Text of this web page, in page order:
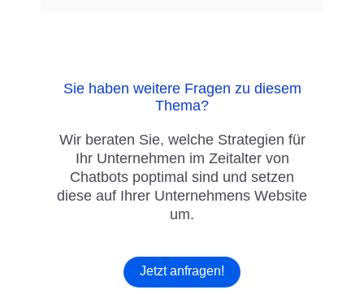
Sie haben weitere Fragen zu diesem
Thema?
Wir beraten Sie, welche Strategien für
Ihr Unternehmen im Zeitalter von
Chatbots poptimal sind und setzen
diese auf Ihrer Unternehmens Website
um.
Jetzt anfragen!